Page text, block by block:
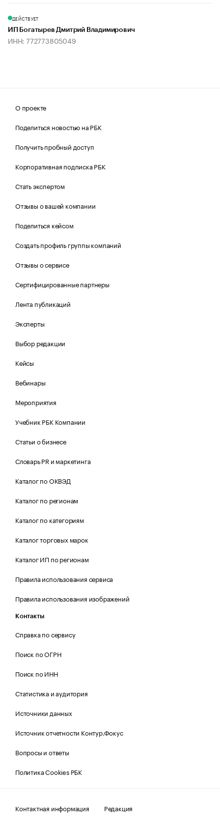
ДЕЙСТВУЕТ
ИП Богатырев Дмитрий Владимирович
ИНН: 772773805049
О проекте
Поделиться новостью на РБК
Получить пробный доступ
Корпоративная подписка РБК
Стать экспертом
Отзывы о вашей компании
Поделиться кейсом
Создать профиль группы компаний
Отзывы о сервисе
Сертифицированные партнеры
Лента публикаций
Эксперты
Выбор редакции
Кейсы
Вебинары
Мероприятия
Учебник РБК Компании
Статьи о бизнесе
Словарь PR и маркетинга
Каталог по ОКВЭД
Каталог по регионам
Каталог по категориям
Каталог торговых марок
Каталог ИП по регионам
Правила использования сервиса
Правила использования изображений
Контакты
Справка по сервису
Поиск по ОГРН
Поиск по ИНН
Статистика и аудитория
Источники данных
Источник отчетности Контур.Фокус
Вопросы и ответы
Политика Cookies РБК
Контактная информация
Редакция